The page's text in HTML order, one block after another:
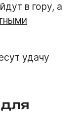
в гору, а
удачу